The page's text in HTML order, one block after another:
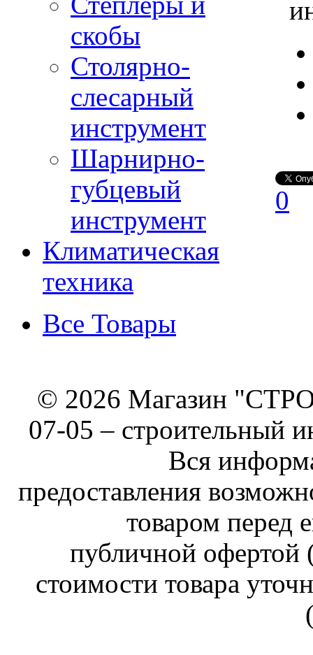
скобы
Столярно-
слесарный
инструмент
Шарнирно-
губцевый
инструмент
Климатическая
техника
Все Товары
0
© 2026 Магазин
07-05 – строительный
Вся
предоставления
товаром перед
публичной
стоимости товара